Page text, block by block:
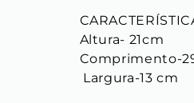
Altura- 21cm
Comprimento-